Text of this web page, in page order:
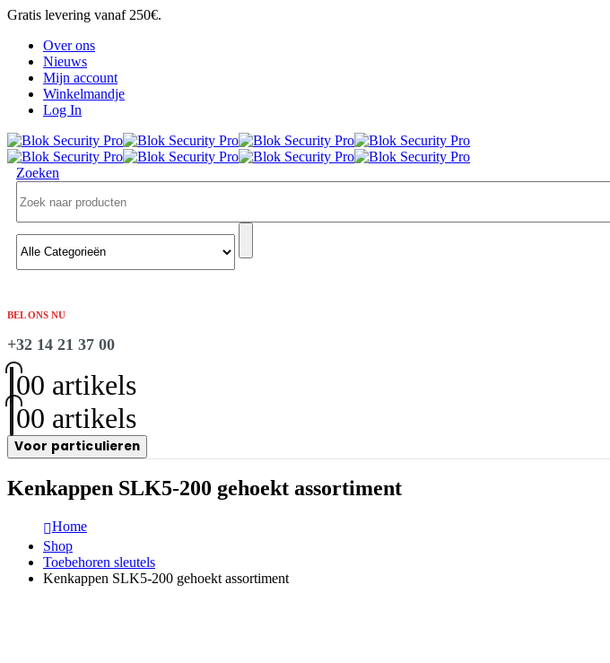
Gratis levering vanaf 250€.
Over ons
Nieuws
Mijn account
Winkelmandje
Log In
Zoeken
BEL ONS NU
+32 14 21 37 00
00 artikels
00 artikels
Voor particulieren
Kenkappen SLK5-200 gehoekt assortiment
Home
Shop
Toebehoren sleutels
Kenkappen SLK5-200 gehoekt assortiment